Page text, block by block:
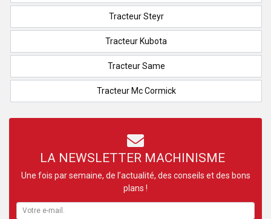
Tracteur Steyr
Tracteur Kubota
Tracteur Same
Tracteur Mc Cormick
LA NEWSLETTER MACHINISME
Une fois par semaine, de l’actualité, des conseils et des bons
plans !